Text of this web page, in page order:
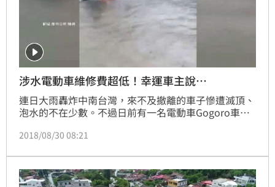
涉水電動車維修費超低！幸運車主說…
連日大雨轟炸中南台灣，來不及撤離的車子慘遭滅頂、
泡水的不在少數。不過日前有一名電動車Gogoro車主
稱「水陸兩用神車」，但也有人看衰，認為這維修費恐
「超驚人」的費用讓網友看了超傻眼。
2018/08/30 08:21